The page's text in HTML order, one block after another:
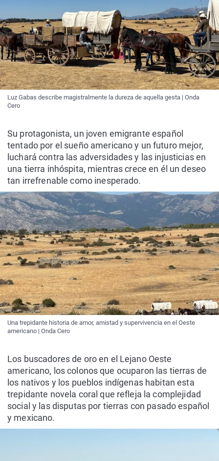
Luz Gabas describe magistralmente la dureza de aquella gesta | Onda
Cero
Su protagonista, un joven emigrante español
tentado por el sueño americano y un futuro mejor,
luchará contra las adversidades y las injusticias en
una tierra inhóspita, mientras crece en él un deseo
tan irrefrenable como inesperado.
Una trepidante historia de amor, amistad y supervivencia en el Oeste
americano | Onda Cero
Los buscadores de oro en el Lejano Oeste
americano, los colonos que ocuparon las tierras de
los nativos y los pueblos indígenas habitan esta
trepidante novela coral que refleja la complejidad
social y las disputas por tierras con pasado español
y mexicano.